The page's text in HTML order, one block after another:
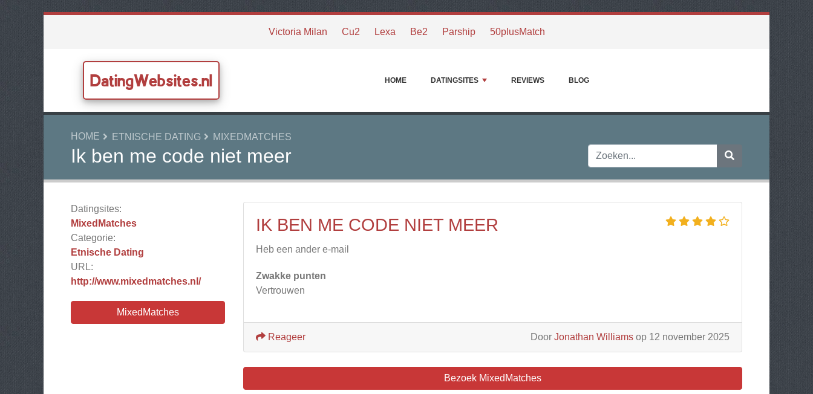
Victoria Milan Cu2 Lexa Be2 Parship 50plusMatch
DatingWebsites.nl HOME DATINGSITES REVIEWS BLOG
HOME ETNISCHE DATING MIXEDMATCHES
Ik ben me code niet meer
Datingsites:
MixedMatches
Categorie:
Etnische Dating
URL:
http://www.mixedmatches.nl/
MixedMatches
IK BEN ME CODE NIET MEER
Heb een ander e-mail
Zwakke punten
Vertrouwen
Door Jonathan Williams op 12 november 2025
Reageer
Bezoek MixedMatches